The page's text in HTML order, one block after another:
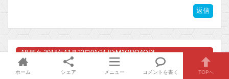
返信
18.匿名2018年11月22日01:21 ID:M1ODQ4ODI
※2
ホーム シェア メニュー コメントを書く TOPへ